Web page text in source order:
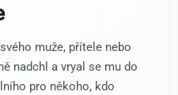
muže, přítele nebo
nadchl a vryal se mu do
pro někoho, kdo